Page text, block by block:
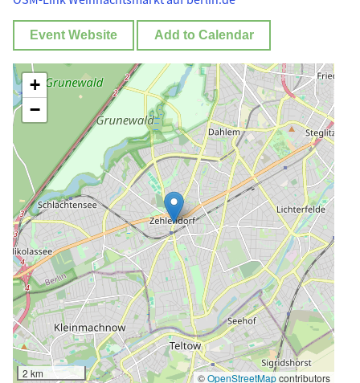
Event Website Add to Calendar
+
−
2 km ©OpenStreetMapcontributors